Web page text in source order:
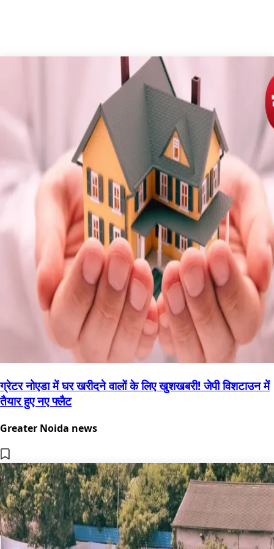
ग्रेटर नोएडा में घर खरीदने वालों के लिए खुशखबरी! जेपी विशटाउन में
तैयार हुए नए फ्लैट
Greater Noida news